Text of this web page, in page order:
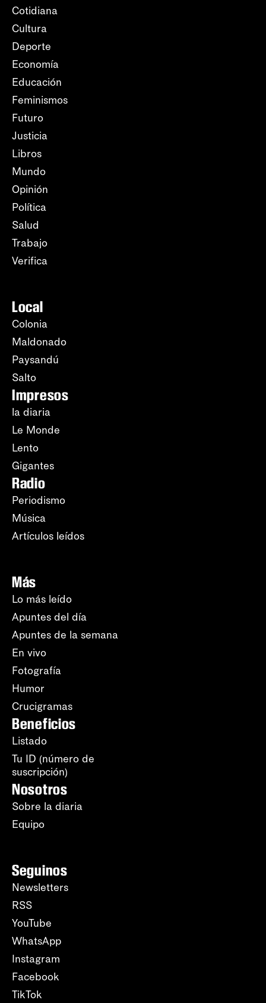
Cotidiana
Cultura
Deporte
Economía
Educación
Feminismos
Futuro
Justicia
Libros
Mundo
Opinión
Política
Salud
Trabajo
Verifica
Local
Colonia
Maldonado
Paysandú
Salto
Impresos
la diaria
Le Monde
Lento
Gigantes
Radio
Periodismo
Música
Artículos leídos
Más
Lo más leído
Apuntes del día
Apuntes de la semana
En vivo
Fotografía
Humor
Crucigramas
Beneficios
Listado
Tu ID (número de
suscripción)
Nosotros
Sobre la diaria
Equipo
Seguinos
Newsletters
RSS
YouTube
WhatsApp
Instagram
Facebook
TikTok